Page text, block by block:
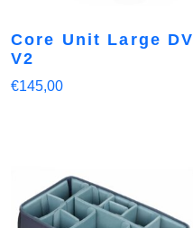
Core Unit Large DV
V2
€145,00